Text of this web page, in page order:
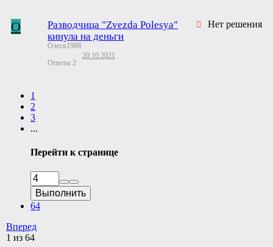
О Нет решения
Разводчица "Zvezda Polesya"
кинула на деньги
Олеся1988
Ответы 2
20.10.2021
1
2
3
...
Перейти к странице
Выполнить
64
Вперед
1 из 64